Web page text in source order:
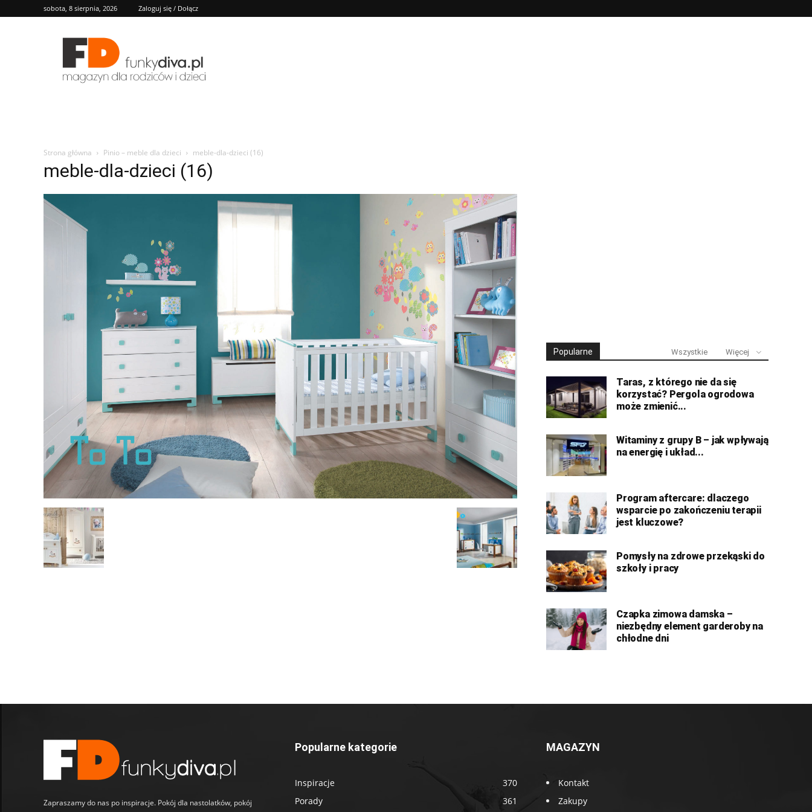
sobota, 8 sierpnia, 2026 Zaloguj się / Dołącz
FD
Strona główna Pinio – meble dla dzieci meble-dla-dzieci (16)
meble-dla-dzieci (16)
Popularne Wszystkie Więcej
Taras, z którego nie da się
korzystać? Pergola ogrodowa
może zmienić...
Witaminy z grupy B – jak wpływają
na energię i układ...
Program aftercare: dlaczego
wsparcie po zakończeniu terapii
jest kluczowe?
Pomysły na zdrowe przekąski do
szkoły i pracy
Czapka zimowa damska –
niezbędny element garderoby na
chłodne dni
Zapraszamy do nas po inspiracje. Pokój dla nastolatków, pokój
Popularne kategorie
Inspiracje
370
Porady
361
MAGAZYN
Kontakt
Zakupy